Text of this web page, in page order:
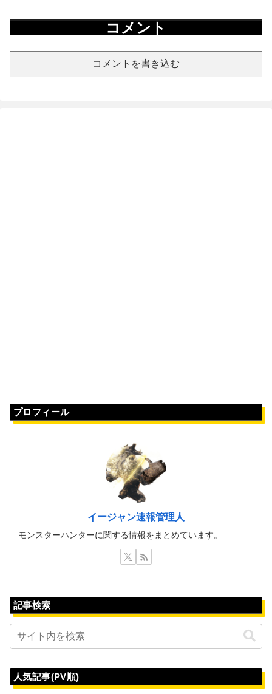
コメント
コメントを書き込む
プロフィール
イージャン速報管理人
モンスターハンターに関する情報をまとめています。
記事検索
人気記事(PV順)